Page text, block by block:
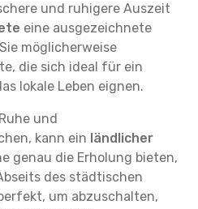
und ruhigere Auszeit
eine ausgezeichnete
möglicherweise
die sich ideal für ein
lokale Leben eignen.
und
kann ein ländlicher
genau die Erholung bieten,
des städtischen
um abzuschalten,